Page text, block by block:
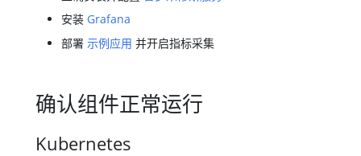
安装 Grafana
部署 示例应用 并开启指标采集
确认组件正常运行
Kubernetes